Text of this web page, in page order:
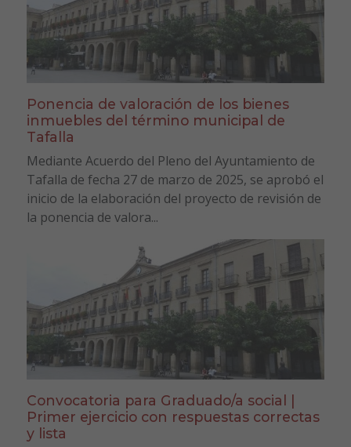
Ponencia de valoración de los bienes
inmuebles del término municipal de
Tafalla
Mediante Acuerdo del Pleno del Ayuntamiento de
Tafalla de fecha 27 de marzo de 2025, se aprobó el
inicio de la elaboración del proyecto de revisión de
la ponencia de valora...
Convocatoria para Graduado/a social |
Primer ejercicio con respuestas correctas
y lista